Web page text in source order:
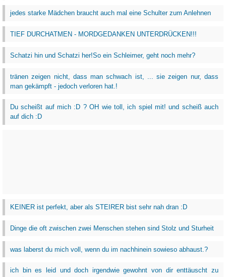
jedes starke Mädchen braucht auch mal eine Schulter zum Anlehnen
TIEF DURCHATMEN - MORDGEDANKEN UNTERDRÜCKEN!!!
Schatzi hin und Schatzi her!So ein Schleimer, geht noch mehr?
tränen zeigen nicht, dass man schwach ist, ... sie zeigen nur, dass
man gekämpft - jedoch verloren hat.!
Du scheißt auf mich :D ? OH wie toll, ich spiel mit! und scheiß auch
auf dich :D
KEINER ist perfekt, aber als STEIRER bist sehr nah dran :D
Dinge die oft zwischen zwei Menschen stehen sind Stolz und Sturheit
was laberst du mich voll, wenn du im nachhinein sowieso abhaust.?
ich bin es leid und doch irgendwie gewohnt von dir enttäuscht zu